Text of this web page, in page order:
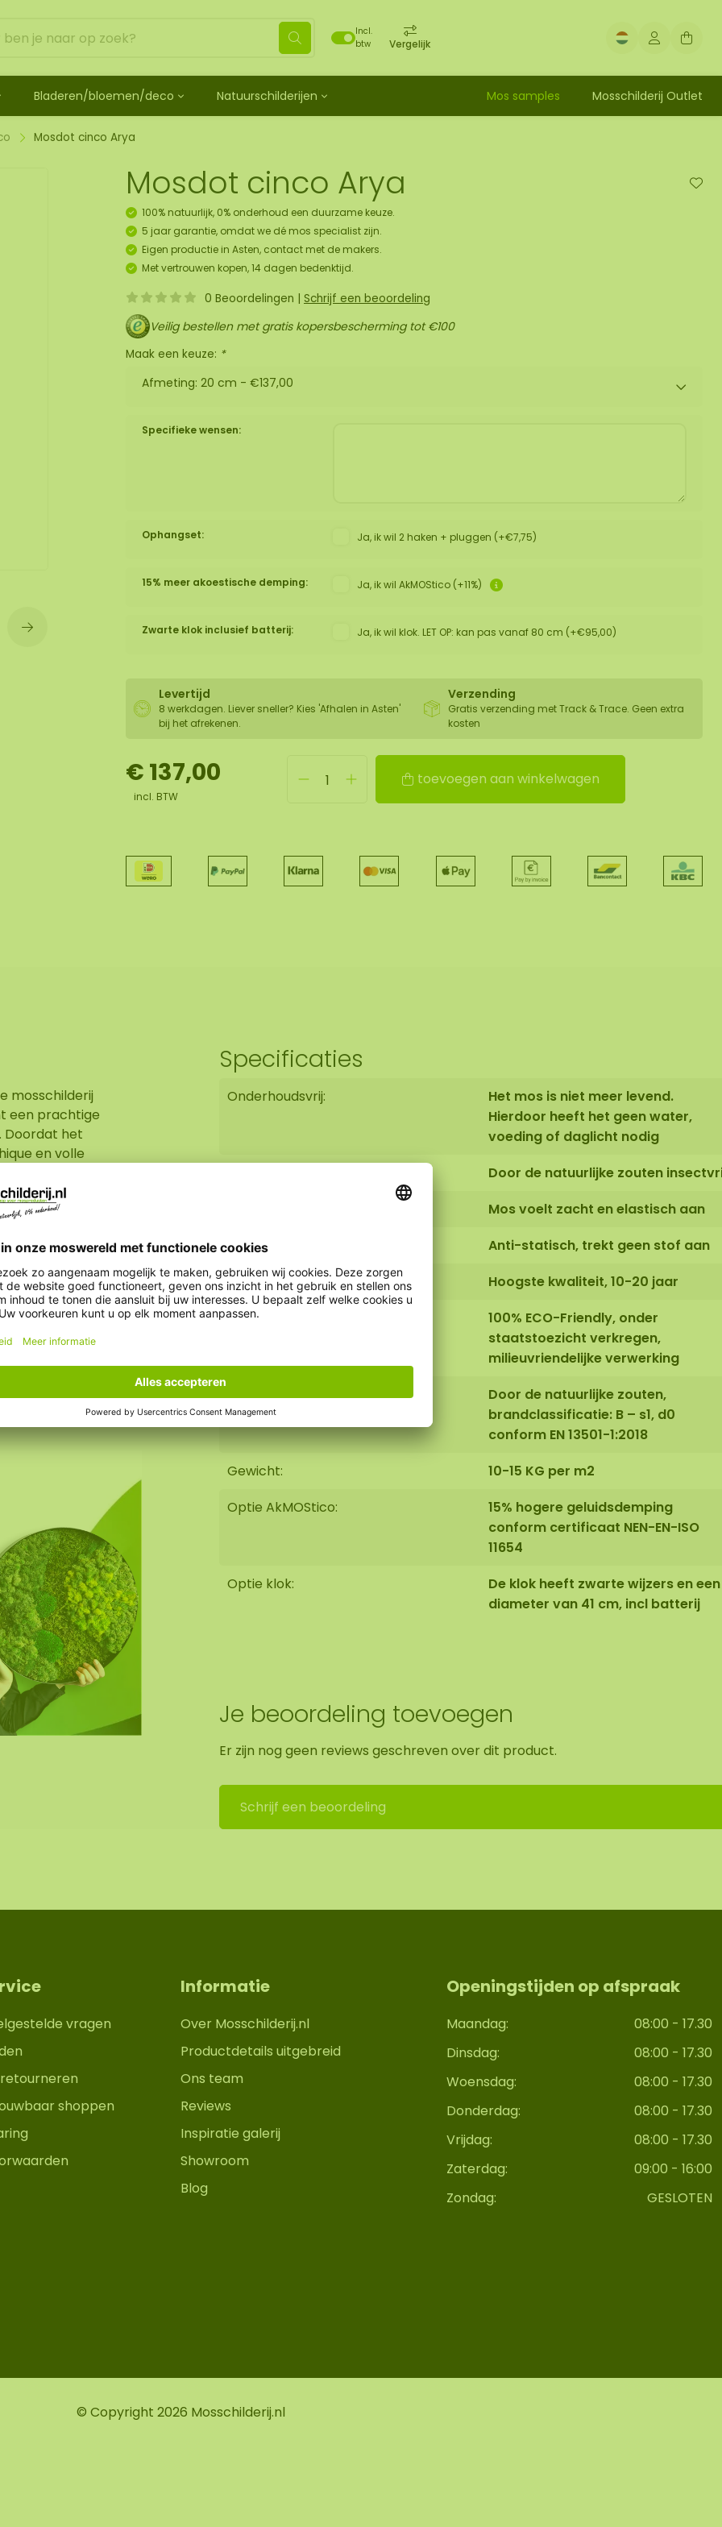
Incl.
btw
Vergelijk
Mosdots [TIP]
Mosdot Cuatro
Mosdot set
Los mos behandeld
Bolmos
Fluff mos
ECO mos [Budget]
Bladeren/bloemen/deco
bladeren
Natuurschilderijen Mos samples Mosschilderij Outlet
Mosdot cinco Arya
Mosdot cinco Arya
100% natuurlijk, 0% onderhoud een duurzame keuze.
5 jaar garantie, omdat we dé mos specialist zijn.
Eigen productie in Asten, contact met de makers.
Met vertrouwen kopen, 14 dagen bedenktijd.
0 Beoordelingen | Schrijf een beoordeling
Veilig bestellen met gratis kopersbescherming tot €100
Maak een keuze: *
Afmeting: 20 cm - €137,00
Specifieke wensen:
Ophangset: Ja, ik wil 2 haken + pluggen (+€7,75)
15% meer akoestische demping: Ja, ik wil AkMOStico (+11%)
Zwarte klok inclusief batterij: Ja, ik wil klok. LET OP: kan pas vanaf 80 cm (+€95,00)
Levertijd
8 werkdagen. Liever sneller? Kies 'Afhalen in Asten'
bij het afrekenen.
Verzending
Gratis verzending met Track & Trace. Geen extra
kosten
€ 137,00
incl. BTW
toevoegen aan winkelwagen
mosschilderij
een prachtige
Doordat het
en volle
sfeer van de natuur
nodig. Een
nodig, vuil
het geen
moscreaties zijn
Onze
lange levensduur
verwerken
De
paneel.
in Asten (NL)
foto. Mocht u een
Specificaties
Onderhoudsvrij:
Het mos is niet meer levend.
Hierdoor heeft het geen water,
voeding of daglicht nodig
Door de natuurlijke zouten
Mos voelt zacht en elastisch aan
Vuilafstotend:
Anti-statisch, trekt geen stof aan
Levensduur:
Hoogste kwaliteit, 10-20 jaar
Duurzaamheid:
100% ECO-Friendly, onder
staatstoezicht verkregen,
milieuvriendelijke verwerking
Brandvertragend:
Door de natuurlijke zouten,
brandclassificatie: B – s1, d0
conform EN 13501-1:2018
Gewicht:
10-15 KG per m2
Optie AkMOStico:
15% hogere geluidsdemping
conform certificaat NEN-EN-ISO
11654
Optie klok:
De klok heeft zwarte wijzers en een
diameter van 41 cm, incl batterij
Je beoordeling toevoegen
Er zijn nog geen reviews geschreven over dit product.
Schrijf een beoordeling
vragen
shoppen
Informatie
Over Mosschilderij.nl
Productdetails uitgebreid
Ons team
Reviews
Inspiratie galerij
Showroom
Blog
Openingstijden op afspraak
Maandag:
08:00 - 17.30
Dinsdag:
08:00 - 17.30
Woensdag:
08:00 - 17.30
Donderdag:
08:00 - 17.30
Vrijdag:
08:00 - 17.30
Zaterdag:
09:00 - 16:00
Zondag:
GESLOTEN
© Copyright 2026 Mosschilderij.nl